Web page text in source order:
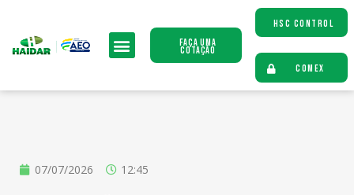
Faça uma
Cotação
HSC CONTROL
COMEX
07/07/2026 12:45